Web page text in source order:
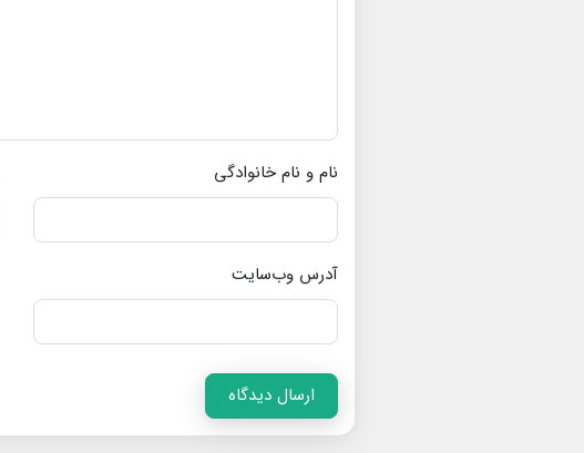
نام و نام خانوادگی
آدرس وب‌سایت
ارسال دیدگاه